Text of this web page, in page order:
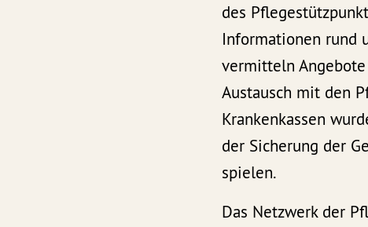
des
Informationen rund
vermitteln
Austausch mit den
Krankenkassen
der Sicherung der
spielen.
Das Netzwerk der